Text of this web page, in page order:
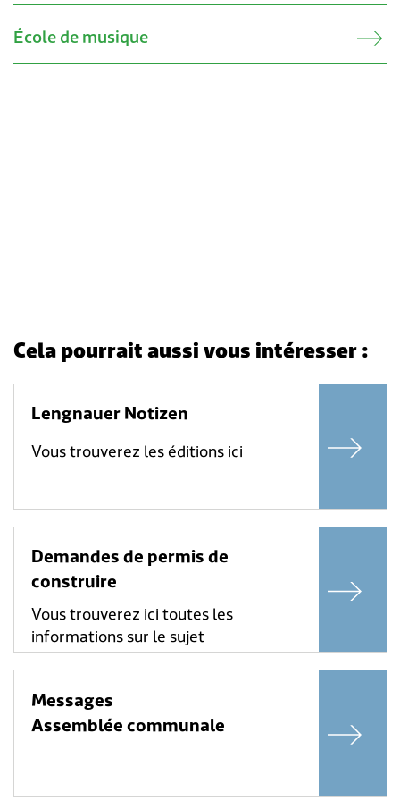
École de musique
Cela pourrait aussi vous intéresser :
Lengnauer Notizen
Vous trouverez les éditions ici
Demandes de permis de
construire
Vous trouverez ici toutes les
informations sur le sujet
Messages
Assemblée communale
Transports & mobilité
Postes vacants
Stage / apprentissage